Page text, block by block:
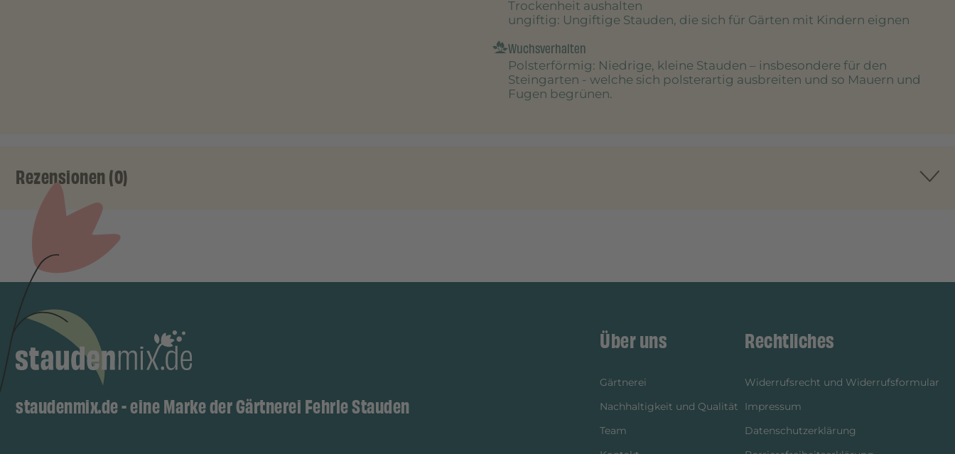
Trockenheit aushalten
ungiftig: Ungiftige Stauden, die sich für Gärten mit Kindern eignen
Wuchsverhalten
Polsterförmig: Niedrige, kleine Stauden – insbesondere für den
Steingarten - welche sich polsterartig ausbreiten und so Mauern und
Fugen begrünen.
Rezensionen (0)
staudenmix.de - eine Marke der Gärtnerei Fehrle Stauden
Über uns
Gärtnerei
Nachhaltigkeit und Qualität
Team
Rechtliches
Widerrufsrecht und Widerrufsformular
Impressum
Datenschutzerklärung